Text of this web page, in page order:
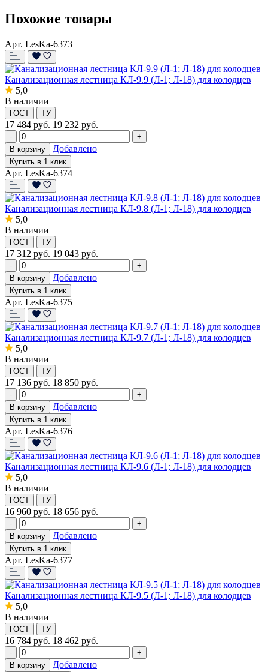
Похожие товары
Арт. LesKa-6373
Канализационная лестница КЛ-9.9 (Л-1; Л-18) для колодцев
5,0
В наличии
ГОСТ ТУ
17 484 руб. 19 232 руб.
-
+
В корзину
Добавлено
Купить в 1 клик
Арт. LesKa-6374
Канализационная лестница КЛ-9.8 (Л-1; Л-18) для колодцев
5,0
В наличии
ГОСТ ТУ
17 312 руб. 19 043 руб.
-
+
В корзину
Добавлено
Купить в 1 клик
Арт. LesKa-6375
Канализационная лестница КЛ-9.7 (Л-1; Л-18) для колодцев
5,0
В наличии
ГОСТ ТУ
17 136 руб. 18 850 руб.
-
+
В корзину
Добавлено
Купить в 1 клик
Арт. LesKa-6376
Канализационная лестница КЛ-9.6 (Л-1; Л-18) для колодцев
5,0
В наличии
ГОСТ ТУ
16 960 руб. 18 656 руб.
-
+
В корзину
Добавлено
Купить в 1 клик
Арт. LesKa-6377
Канализационная лестница КЛ-9.5 (Л-1; Л-18) для колодцев
5,0
В наличии
ГОСТ ТУ
16 784 руб. 18 462 руб.
-
+
В корзину
Добавлено